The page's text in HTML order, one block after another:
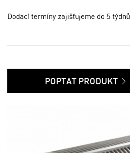
Dodací termíny zajišťujeme do 5 týdnů.
POPTAT PRODUKT